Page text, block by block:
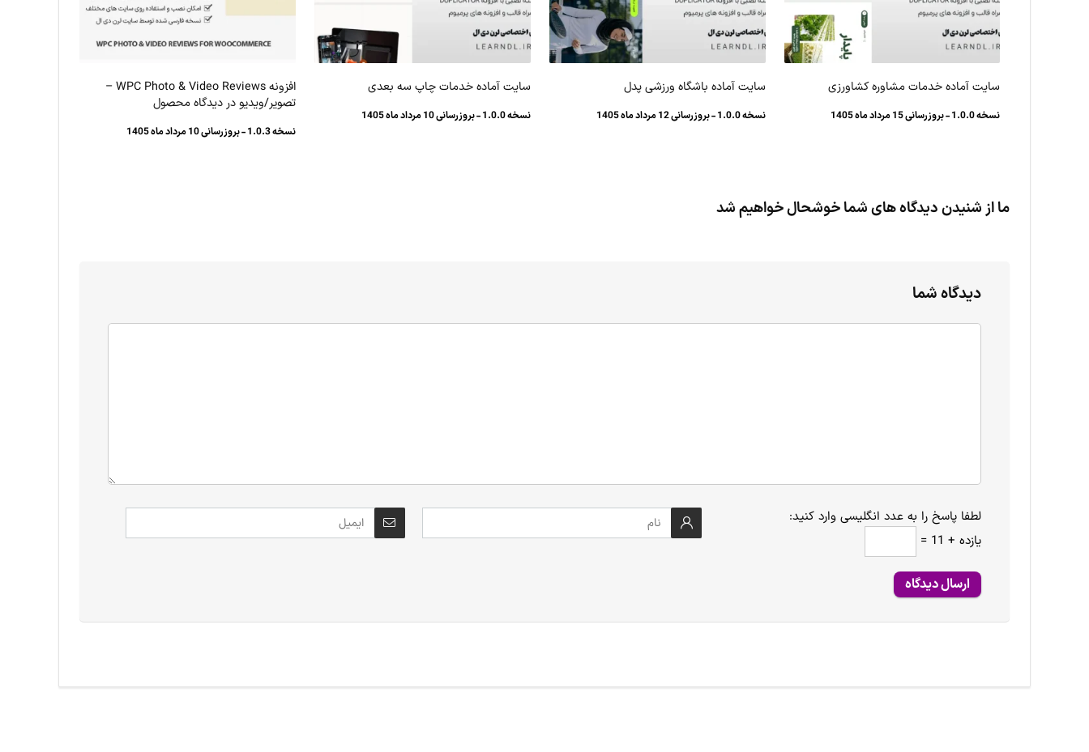
سایت آماده خدمات مشاوره کشاورزی
نسخه 1.0.0 - بروزرسانی 15 مرداد ماه 1405
سایت آماده باشگاه ورزشی پدل
نسخه 1.0.0 - بروزرسانی 12 مرداد ماه 1405
سایت آماده خدمات چاپ سه بعدی
نسخه 1.0.0 - بروزرسانی 10 مرداد ماه 1405
افزونه WPC Photo & Video Reviews –
تصویر/ویدیو در دیدگاه محصول
نسخه 1.0.3 - بروزرسانی 10 مرداد ماه 1405
ما از شنیدن دیدگاه های شما خوشحال خواهیم شد
دیدگاه شما
لطفا پاسخ را به عدد انگلیسی وارد کنید:
یازده + 11 =